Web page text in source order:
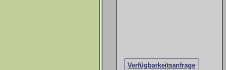
Verfügbarkeitsanfrage